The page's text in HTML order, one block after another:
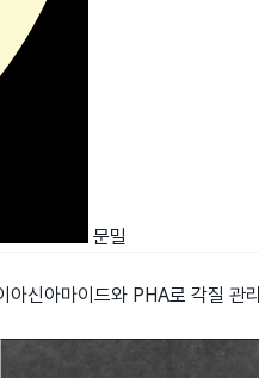
문밀
신아마이드와 PHA로 각질